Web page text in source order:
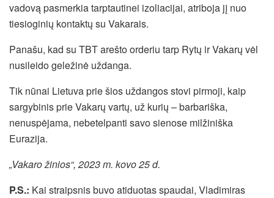
vadovą pasmerkia tarptautinei izoliacijai, atriboja jį nuo
tiesioginių kontaktų su Vakarais.
Panašu, kad su TBT arešto orderiu tarp Rytų ir Vakarų vėl
nusileido geležinė uždanga.
Tik nūnai Lietuva prie šios uždangos stovi pirmoji, kaip
sargybinis prie Vakarų vartų, už kurių – barbariška,
nenuspėjama, nebetelpanti savo sienose milžiniška
Eurazija.
„Vakaro žinios“, 2023 m. kovo 25 d.
P.S.: Kai straipsnis buvo atiduotas spaudai, Vladimiras